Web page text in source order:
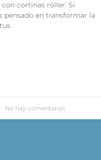
cortinas roller. Si
pensado en transformar la
No hay comentarios